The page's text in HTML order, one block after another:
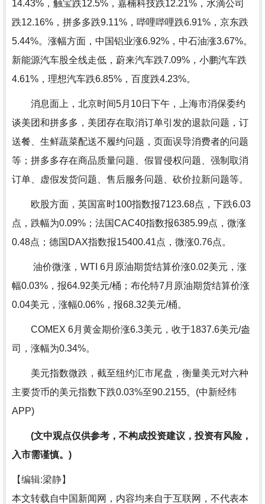
14.43%，触宝跌12.5%，嘉楠科技跌12.21%，水滴公司
跌12.16%，拼多多跌9.11%，哔哩哔哩跌6.91%，京东跌
5.44%。涨幅方面，中国铝业涨6.92%，中石油涨3.67%。
新能源汽车股全线走低，蔚来汽车跌7.09%，小鹏汽车跌
4.61%，理想汽车跌6.85%，百度跌4.23%。
消息面上，北京时间5月10日下午，上海市消保委约
谈美团和拼多多，美团存在取消订单引发的退款问题，订
送餐、生鲜蔬菜配送不履约问题，页面误导消费者的问题
等；拼多多存在商品质量问题、假冒侵权问题、强制取消
订单、虚假发货问题、售后服务问题、砍价拉新问题等。
欧股方面，英国富时100指数报7123.68点，下跌6.03
点，跌幅为0.09%；法国CAC40指数报6385.99点，微涨
0.48点；德国DAX指数报15400.41点，微涨0.76点。
油价微涨，WTI 6月原油期货结算价涨0.02美元，涨
幅0.03%，报64.92美元/桶；布伦特7月原油期货结算价涨
0.04美元，涨幅0.06%，报68.32美元/桶。
COMEX 6月黄金期价涨6.3美元，收于1837.6美元/盎
司，涨幅为0.34%。
美元指数微跌，截至纽约汇市尾盘，衡量美元对六种
主要货币的美元指数下跌0.03%至90.2155。(中新经纬
APP)
(文中观点仅供参考，不构成投资建议，投资有风险，
入市需谨慎。)
【编辑:梁静】
本文转载自中国新闻网，内容均来自于互联网，不代表本